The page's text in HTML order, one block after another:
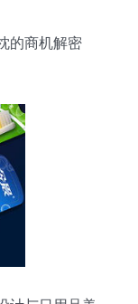
的商机解密